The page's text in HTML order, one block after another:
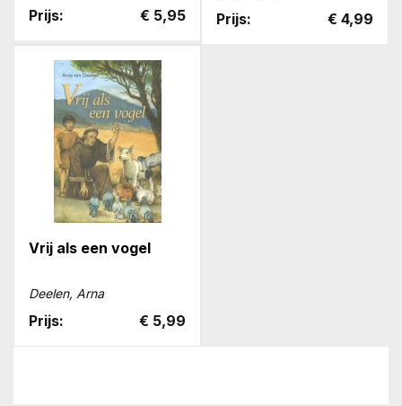
Prijs: € 5,95 Prijs: € 4,99
Vrij als een vogel
Deelen, Arna
Prijs: € 5,99